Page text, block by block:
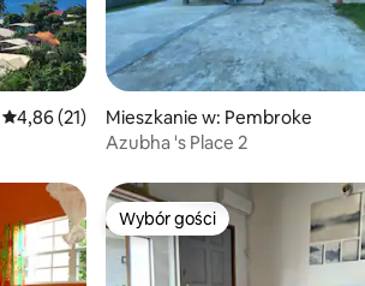
Średnia ocena: 4,86 na 5, liczba recenzji: 21
4,86 (21)
Mieszkanie w: Pembroke
Azubha 's Place 2
Wybór gości
Wybór gości